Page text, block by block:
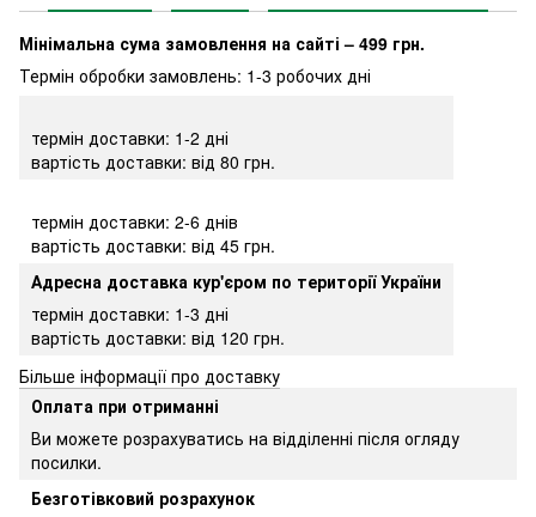
Мінімальна сума замовлення на сайті – 499 грн.
Термін обробки замовлень: 1-3 робочих дні
термін доставки: 1-2 дні
вартість доставки: від 80 грн.
термін доставки: 2-6 днів
вартість доставки: від 45 грн.
Адресна доставка кур'єром по території України
термін доставки: 1-3 дні
вартість доставки: від 120 грн.
Більше інформації про доставку
Оплата при отриманні
Ви можете розрахуватись на відділенні після огляду
посилки.
Безготівковий розрахунок